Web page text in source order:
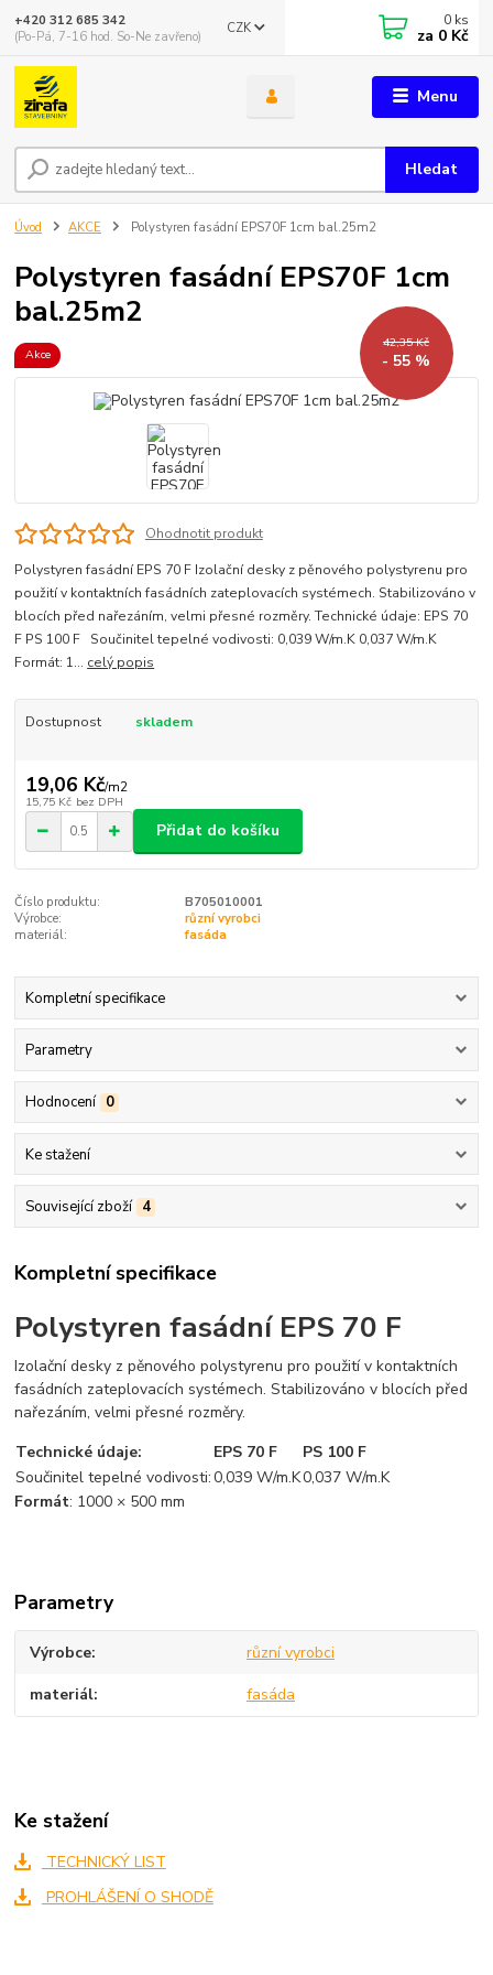
Menu
CZK
Hledat
+420 312 685 342
(Po-Pá, 7-16 hod. So-Ne zavřeno)
0 ks
za 0 Kč
Úvod AKCE Polystyren fasádní EPS70F 1cm bal.25m2
Polystyren fasádní EPS70F 1cm
bal.25m2
Akce
42,35 Kč
- 55 %
Ohodnotit produkt
Polystyren fasádní EPS 70 F Izolační desky z pěnového polystyrenu pro
použití v kontaktních fasádních zateplovacích systémech. Stabilizováno v
blocích před nařezáním, velmi přesné rozměry. Technické údaje: EPS 70
F PS 100 F Součinitel tepelné vodivosti: 0,039 W/m.K 0,037 W/m.K
Formát: 1... celý popis
Dostupnost skladem
19,06 Kč/m2
15,75 Kč bez DPH
Přidat do košíku
Číslo produktu:
B705010001
Výrobce:
různí vyrobci
materiál:
fasáda
Kompletní specifikace
Parametry
Hodnocení 0
Ke stažení
Související zboží 4
Kompletní specifikace
Polystyren fasádní EPS 70 F
Izolační desky z pěnového polystyrenu pro použití v kontaktních
fasádních zateplovacích systémech. Stabilizováno v blocích před
nařezáním, velmi přesné rozměry.
Technické údaje:
EPS 70 F
PS 100 F
Součinitel tepelné vodivosti:0,039 W/m.K0,037 W/m.K
Formát: 1000 × 500 mm
Parametry
Výrobce různí vyrobci
materiál fasáda
Ke stažení
TECHNICKÝ LIST
PROHLÁŠENÍ O SHODĚ